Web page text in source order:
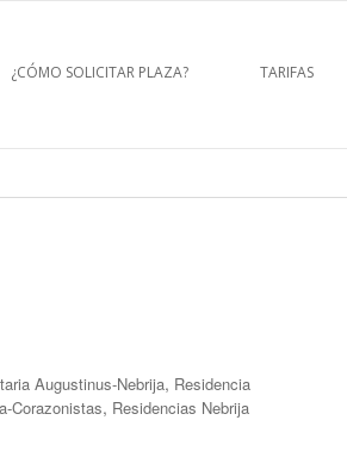
¿CÓMO SOLICITAR PLAZA? TARIFAS
Augustinus-Nebrija, Residencia
Corazonistas, Residencias Nebrija